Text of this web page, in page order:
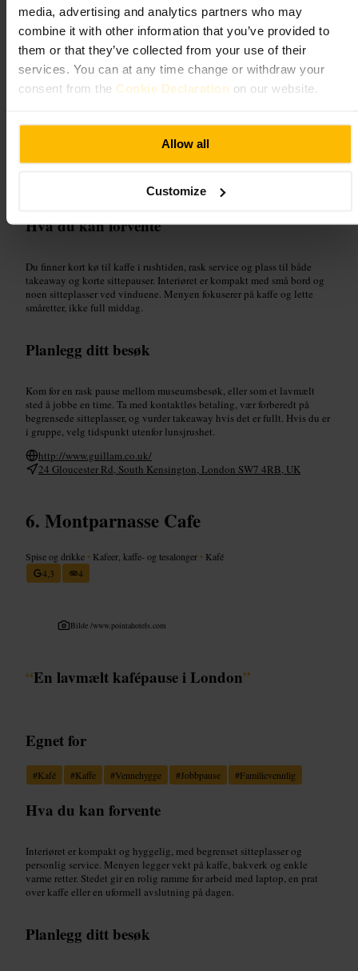
media, advertising and analytics partners who may
combine it with other information that you’ve provided to
them or that they’ve collected from your use of their
services. You can at any time change or withdraw your
consent from the Cookie Declaration on our website.
Allow all
Customize
Guillam Coffee House
“En enkel kafé for god kaffe i South
Kensington.”
Rimelig #SouthKensington
Hva du kan forvente
Du finner kort kø til kaffe i rushtiden, rask service og plass til både
takeaway og korte sittepauser. Interiøret er kompakt med små bord og
noen sitteplasser ved vinduene. Menyen fokuserer på kaffe og lette
småretter, ikke full middag.
Planlegg ditt besøk
Kom for en rask pause mellom museumsbesøk, eller som et lavmælt
sted å jobbe en time. Ta med kontaktløs betaling, vær forberedt på
begrensede sitteplasser, og vurder takeaway hvis det er fullt. Hvis du er
i gruppe, velg tidspunkt utenfor lunsjrushet.
http://www.guillam.co.uk/
24 Gloucester Rd, South Kensington, London SW7 4RB, UK
Montparnasse Cafe
Spise og drikke • Kafeer, kaffe- og tesalonger • Kafé
4,3
4
Bilde /www.pointahotels.com
“En lavmælt kafépause i London”
Egnet for
#Kafé #Kaffe #Vennehygge #Jobbpause #Familievennlig
Hva du kan forvente
Interiøret er kompakt og hyggelig, med begrenset sitteplasser og
personlig service. Menyen legger vekt på kaffe, bakverk og enkle
varme retter. Stedet gir en rolig ramme for arbeid med laptop, en prat
over kaffe eller en uformell avslutning på dagen.
Planlegg ditt besøk